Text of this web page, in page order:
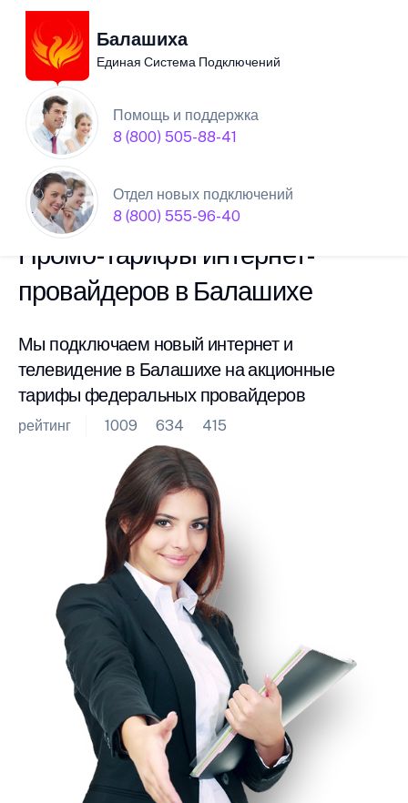
Балашиха
Единая Система Подключений
Помощь и поддержка
8 (800) 505-88-41
Отдел новых подключений
8 (800) 555-96-40
Единая Система
Подключений нового
интернета в Балашихе
Промо-тарифы интернет-
провайдеров в Балашихе
Мы подключаем новый интернет и
телевидение в Балашихе на акционные
тарифы федеральных провайдеров
рейтинг 1009 634 415